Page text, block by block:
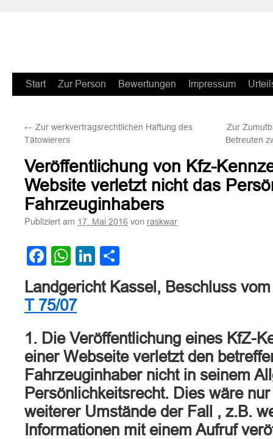
Zum
springen
Start Zur Person Bewertungen Impressum
← Zur werkvertragsrechtlichen Haftung des
Tätowierers
Zur
Betreuten
Veröffentlichung von Kfz-
Website verletzt nicht das
Fahrzeuginhabers
Publiziert am 17. Mai 2016 von raskwar
Facebook
WhatsApp
LinkedIn
Landgericht Kassel, Beschluss
T 75/07
1. Die Veröffentlichung eines KfZ-
einer Webseite verletzt den
Fahrzeuginhaber nicht in seinem
Persönlichkeitsrecht. Dies wäre
weiterer Umstände der Fall , z.B.
Informationen mit einem Aufruf